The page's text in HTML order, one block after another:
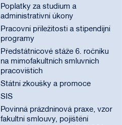
Poplatky za studium a
administrativní úkony
Pracovní příležitosti a stipendijní
programy
Předstátnicové stáže 6. ročníku
na mimofakultních smluvních
pracovištích
Státní zkoušky a promoce
SIS
Povinná prázdninová praxe, vzor
fakultní smlouvy, pojištění